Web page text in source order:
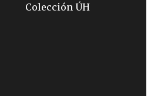
Colección ÚH